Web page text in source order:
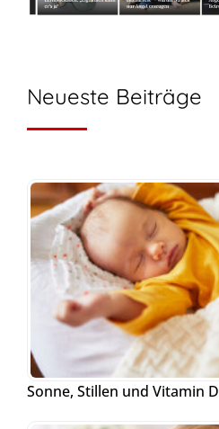
Neueste Beiträge
Sonne, Stillen und Vitamin D